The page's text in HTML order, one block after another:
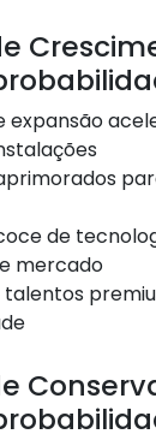
expansão
de
mercado
talentos